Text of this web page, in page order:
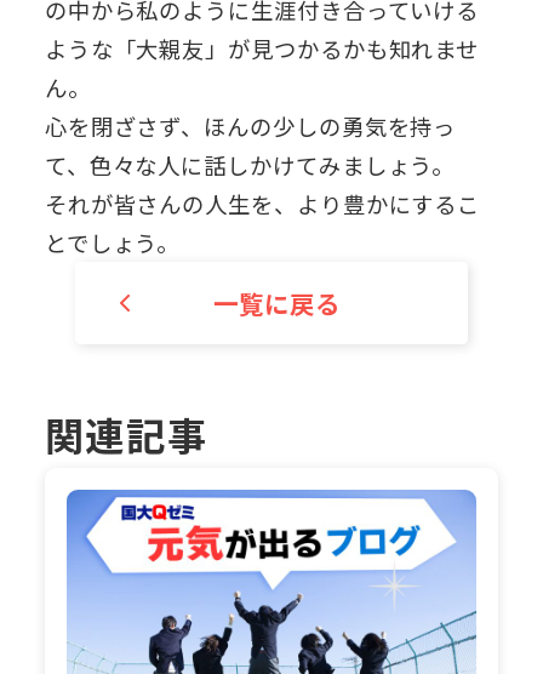
の中から私のように生涯付き合っていける
ような「大親友」が見つかるかも知れませ
ん。
心を閉ざさず、ほんの少しの勇気を持っ
て、色々な人に話しかけてみましょう。
それが皆さんの人生を、より豊かにするこ
とでしょう。
一覧に戻る
関連記事